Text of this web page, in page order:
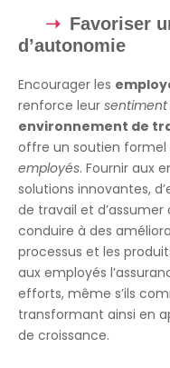
Favoriser
d’autonomie
Encourager les
renforce leur
environnement de
offre un soutien formel
employés. Fournir aux
solutions innovantes,
de travail et
conduire à des
processus et les
aux employés
efforts, même s’ils
transformant ainsi en
de croissance.